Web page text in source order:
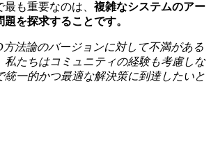
も重要なのは、 複雑なシステムのアー
を探求することです。
方法論のバージョンに対して不満がある
私たちはコミュニティの経験も考慮しな
統一的かつ最適な解決策に到達したいと